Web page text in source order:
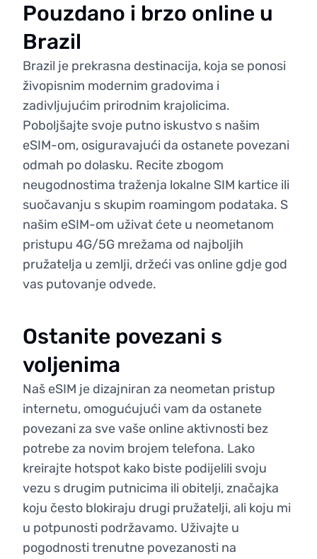
Pouzdano i brzo online u
Brazil
Brazil je prekrasna destinacija, koja se ponosi
živopisnim modernim gradovima i
zadivljujućim prirodnim krajolicima.
Poboljšajte svoje putno iskustvo s našim
eSIM-om, osiguravajući da ostanete povezani
odmah po dolasku. Recite zbogom
neugodnostima traženja lokalne SIM kartice ili
suočavanju s skupim roamingom podataka. S
našim eSIM-om uživat ćete u neometanom
pristupu 4G/5G mrežama od najboljih
pružatelja u zemlji, držeći vas online gdje god
vas putovanje odvede.
Ostanite povezani s
voljenima
Naš eSIM je dizajniran za neometan pristup
internetu, omogućujući vam da ostanete
povezani za sve vaše online aktivnosti bez
potrebe za novim brojem telefona. Lako
kreirajte hotspot kako biste podijelili svoju
vezu s drugim putnicima ili obitelji, značajka
koju često blokiraju drugi pružatelji, ali koju mi
u potpunosti podržavamo. Uživajte u
pogodnosti trenutne povezanosti na